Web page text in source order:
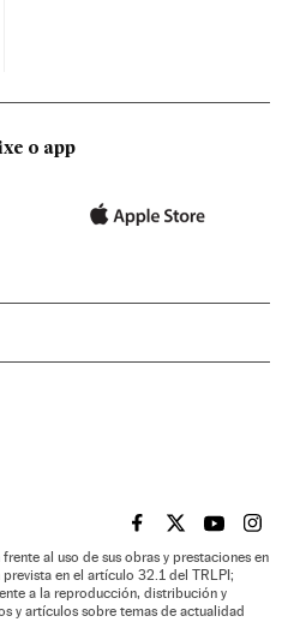
o app
EL PAÍS BRASIL EN
EL PAÍSEL PAÍS
EL
al uso de sus obras y prestaciones en
en el artículo 32.1 del TRLPI;
a la reproducción, distribución y
y artículos sobre temas de actualidad